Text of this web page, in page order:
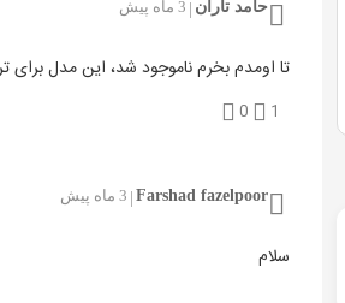
حامد تاران 3 ماه پیش
تا اومدم بخرم ناموجود شد، این مدل برای
1
0
Farshad fazelpoor 3 ماه پیش
سلام